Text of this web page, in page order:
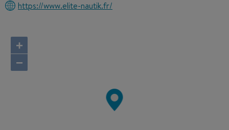
https://www.elite-nautik.fr/
+
−